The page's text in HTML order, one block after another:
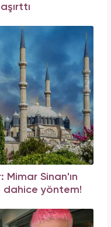
Mimar Sinan'ın
dahice yöntem!